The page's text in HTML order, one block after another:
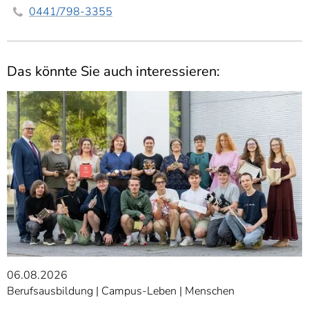
0441/798-3355
Das könnte Sie auch interessieren:
06.08.2026
Berufsausbildung
Campus-Leben Menschen